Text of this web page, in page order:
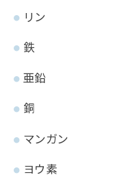
リン
鉄
亜鉛
銅
マンガン
ヨウ素